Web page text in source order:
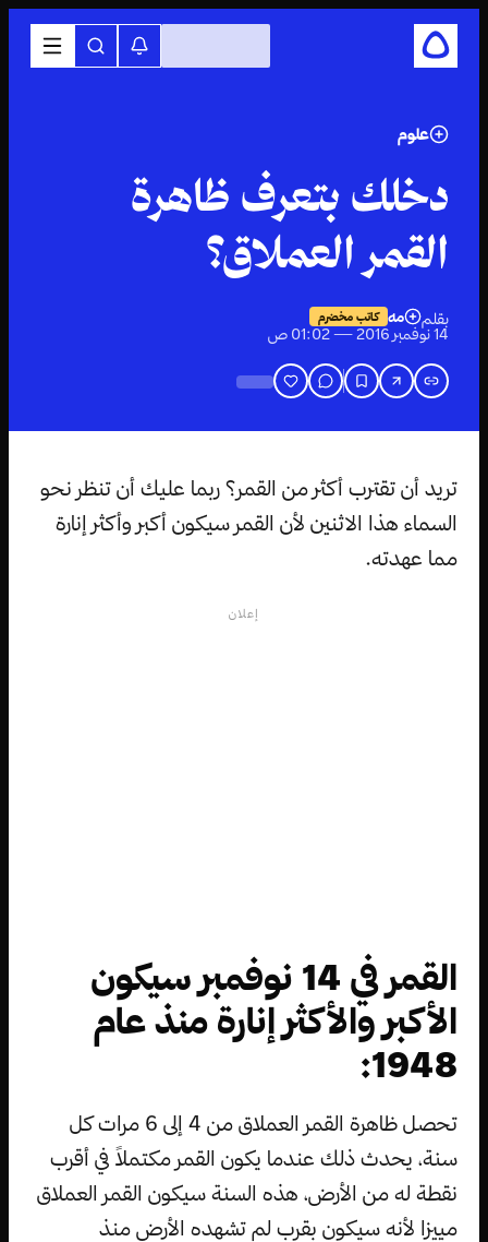
علوم
دخلك بتعرف ظاهرة
القمر العملاق؟
بقلم مه كاتب مخضرم
14 نوفمبر 2016 — 01:02 ص
تريد أن تقترب أكثر من القمر؟ ربما عليك أن تنظر نحو
السماء هذا الاثنين لأن القمر سيكون أكبر وأكثر إنارة
مما عهدته.
إعلان
القمر في 14 نوفمبر سيكون
الأكبر والأكثر إنارة منذ عام
1948:
تحصل ظاهرة القمر العملاق من 4 إلى 6 مرات كل
سنة، يحدث ذلك عندما يكون القمر مكتملاً في أقرب
نقطة له من الأرض، هذه السنة سيكون القمر العملاق
مييزا لأنه سيكون بقرب لم تشهده الأرض منذ